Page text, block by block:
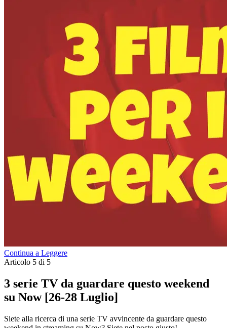
Continua a Leggere
Articolo 5 di 5
3 serie TV da guardare questo weekend
su Now [26-28 Luglio]
Siete alla ricerca di una serie TV avvincente da guardare questo